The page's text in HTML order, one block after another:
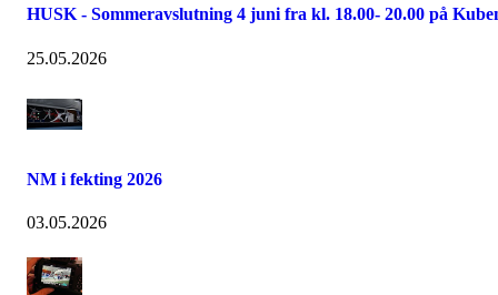
HUSK - Sommeravslutning 4 juni fra kl. 18.00- 20.00 på
25.05.2026
NM i fekting 2026
03.05.2026